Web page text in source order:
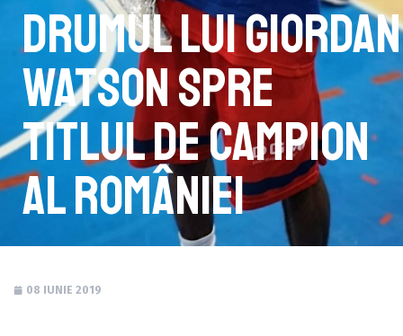
Drumul lui Giordan
Watson spre
titlul de campion
al României
08 IUNIE 2019